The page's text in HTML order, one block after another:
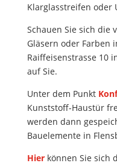
Klarglasstreifen oder
Schauen Sie sich die
Gläsern oder Farben
Raiffeisenstrasse 10
auf Sie.
Unter dem Punkt
Kunststoff-Haustür
werden dann
Bauelemente in
Hierkönnen Sie sich